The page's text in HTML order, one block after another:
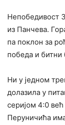
Непобедивост
из Панчева.
па поклон за
победа и битни
Ни у једном
долазила у
серијом 4:0
Перуничића